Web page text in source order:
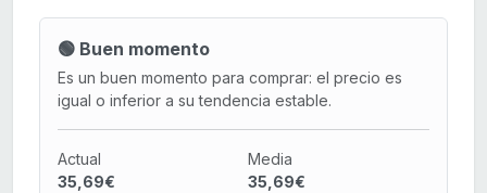
🟢 Buen momento
Es un buen momento para comprar: el precio es
igual o inferior a su tendencia estable.
Actual
35,69€
Media
35,69€